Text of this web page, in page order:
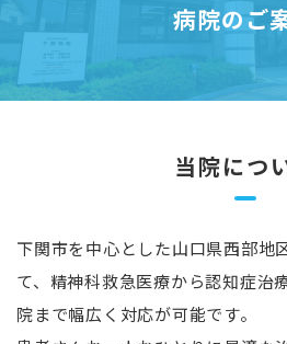
病院のご
当院につ
下関市を中心とした山口県西部地
て、精神科救急医療から認知症治
院まで幅広く対応が可能です。